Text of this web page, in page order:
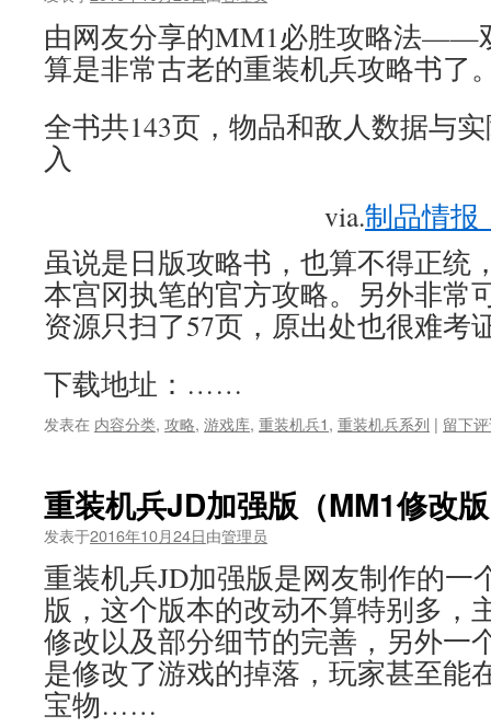
由网友分享的MM1必胜攻略法——
算是非常古老的重装机兵攻略书了
全书共143页，物品和敌人数据与
入
via.制品情报
虽说是日版攻略书，也算不得正统
本宫冈执笔的官方攻略。另外非常
资源只扫了57页，原出处也很难考
下载地址：……
发表在 内容分类, 攻略, 游戏库, 重装机兵1, 重装机兵系列 | 留下
重装机兵JD加强版（MM1修改
发表于2016年10月24日由管理员
重装机兵JD加强版是网友制作的一
版，这个版本的改动不算特别多，
修改以及部分细节的完善，另外一
是修改了游戏的掉落，玩家甚至能
宝物……